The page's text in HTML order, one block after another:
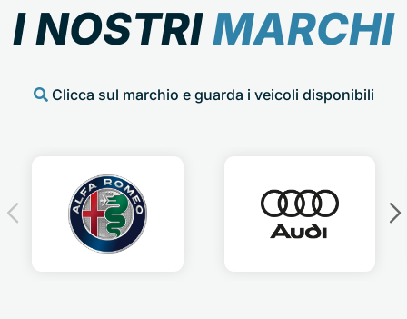
I NOSTRIMARCHI
Clicca sul marchio e guarda i veicoli disponibili